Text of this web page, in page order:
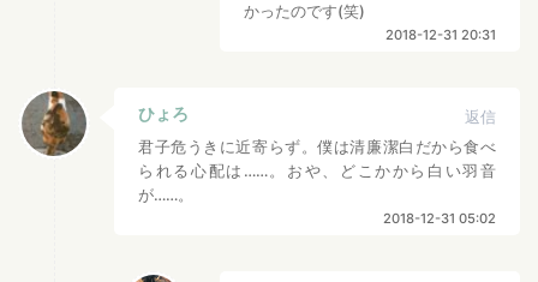
かったのです(笑)
2018-12-31 20:31
ひょろ
返信
君子危うきに近寄らず。僕は清廉潔白だから食べ
られる心配は……。おや、どこかから白い羽音
が……。
2018-12-31 05:02